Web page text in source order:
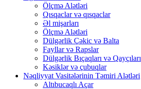
Ölçmə Alətləri
Qısqaclar və qısqaclar
Əl mişarları
Ölçmə Alətləri
Dülgərlik Çəkic və Balta
Fayllar və Rapslar
Dülgərlik Bıçaqları və Qayçıları
Kəsiklər və çubuqlar
Nəqliyyat Vasitələrinin Təmiri Alətləri
Altıbucaqlı Açar